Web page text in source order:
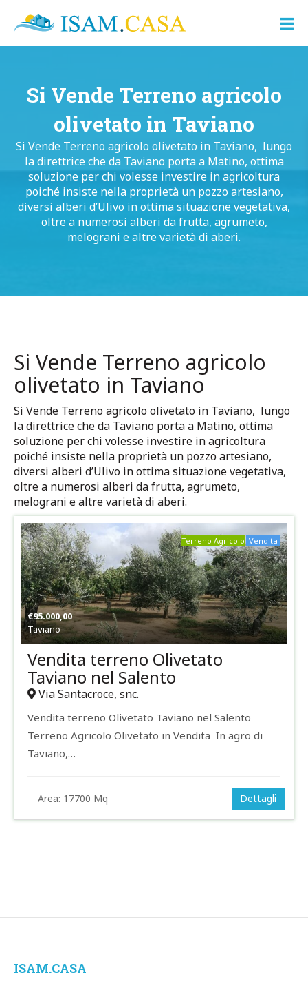
ISAM.CASA
Dove
Cerco
Si Vende Terreno agricolo
olivetato in Taviano
Si Vende Terreno agricolo olivetato in Taviano, lungo
la direttrice che da Taviano porta a Matino, ottima
soluzione per chi volesse investire in agricoltura
poiché insiste nella proprietà un pozzo artesiano,
diversi alberi d’Ulivo in ottima situazione vegetativa,
oltre a numerosi alberi da frutta, agrumeto,
melograni e altre varietà di aberi.
Si Vende Terreno agricolo
olivetato in Taviano
Si Vende Terreno agricolo olivetato in Taviano, lungo
la direttrice che da Taviano porta a Matino, ottima
soluzione per chi volesse investire in agricoltura
poiché insiste nella proprietà un pozzo artesiano,
diversi alberi d’Ulivo in ottima situazione vegetativa,
oltre a numerosi alberi da frutta, agrumeto,
melograni e altre varietà di aberi.
€95.000,00
Taviano
Vendita
Terreno Agricolo
Vendita terreno Olivetato
Taviano nel Salento
Via Santacroce, snc.
Vendita terreno Olivetato Taviano nel Salento
Terreno Agricolo Olivetato in Vendita In agro di
Taviano,…
Area: 17700 Mq Dettagli
ISAM.CASA